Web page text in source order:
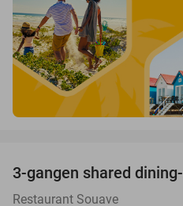
3-gangen shared
Restaurant Souave